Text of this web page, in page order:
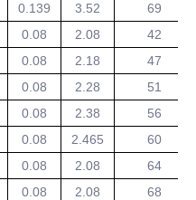
0.139 3.52
69
0.08 2.08
42
0.08 2.18
47
0.08 2.28
51
0.08 2.38
56
0.08 2.465
60
0.08 2.08
64
0.08 2.08
68